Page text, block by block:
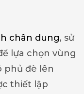
chân dung, sử
lựa chọn vùng
phủ đè lên
thiết lập